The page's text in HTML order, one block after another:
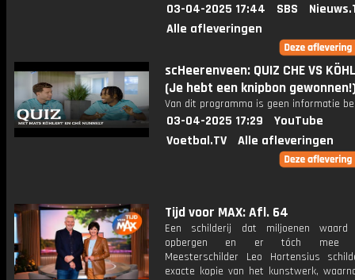
03-04-2025 17:44 SBS
Alle afleveringen
scHeerenveen: QUIZ CHE VS
(Je hebt een knipbon
Van dit programma is geen informatie
03-04-2025 17:29
YouTube
Voetbal.TV
Alle afleveringen
Tijd voor MAX: Afl. 64
Een schilderij dat miljoenen
opbergen en er tóch mee
Meesterschilder Leo Hortensius
exacte kopie van het kunstwerk,